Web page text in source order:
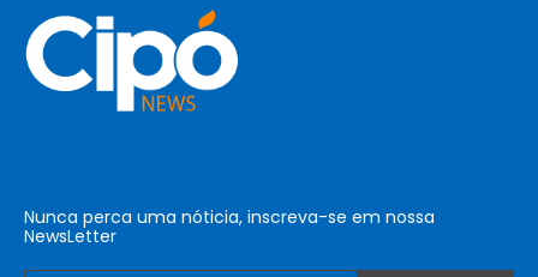
Nunca perca uma nóticia, inscreva-se em nossa
NewsLetter